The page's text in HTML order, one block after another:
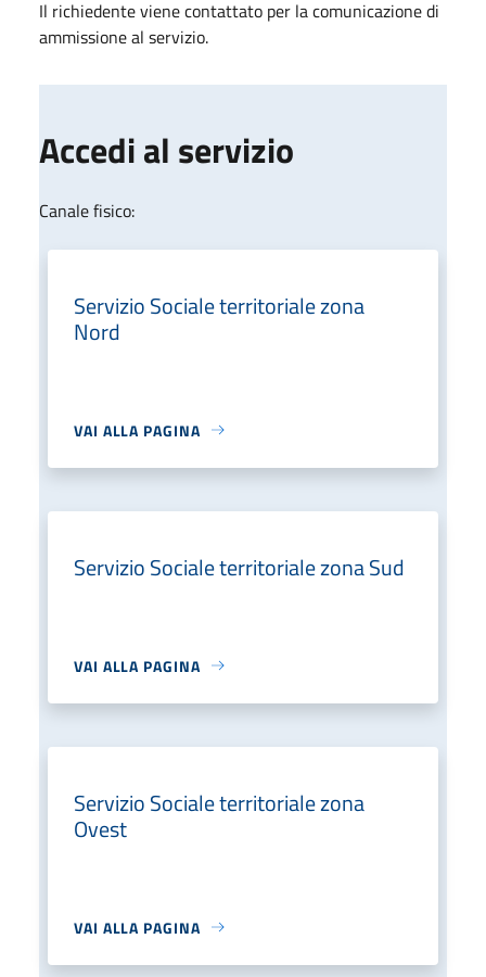
Il richiedente viene contattato per la comunicazione di
ammissione al servizio.
Accedi al servizio
Canale fisico:
Servizio Sociale territoriale zona
Nord
VAI ALLA PAGINA
Servizio Sociale territoriale zona Sud
VAI ALLA PAGINA
Servizio Sociale territoriale zona
Ovest
VAI ALLA PAGINA